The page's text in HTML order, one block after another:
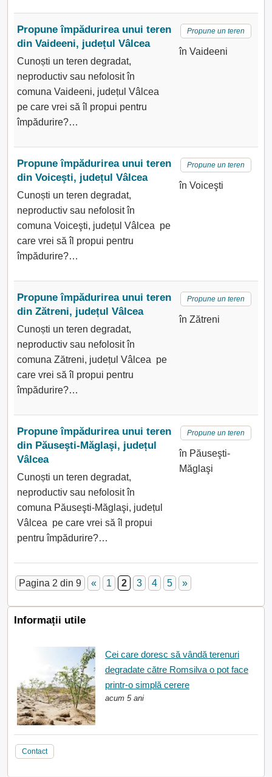
Propune împădurirea unui teren
din Vaideeni, județul Vâlcea
Cunoști un teren degradat,
neproductiv sau nefolosit în
comuna Vaideeni, județul Vâlcea
pe care vrei să îl propui pentru
împădurire?…
Propune un teren
în Vaideeni
Propune împădurirea unui teren
din Voiceşti, județul Vâlcea
Cunoști un teren degradat,
neproductiv sau nefolosit în
comuna Voiceşti, județul Vâlcea pe
care vrei să îl propui pentru
împădurire?…
Propune un teren
în Voiceşti
Propune împădurirea unui teren
din Zătreni, județul Vâlcea
Cunoști un teren degradat,
neproductiv sau nefolosit în
comuna Zătreni, județul Vâlcea pe
care vrei să îl propui pentru
împădurire?…
Propune un teren
în Zătreni
Propune împădurirea unui teren
din Păuseşti-Măglaşi, județul
Vâlcea
Cunoști un teren degradat,
neproductiv sau nefolosit în
comuna Păuseşti-Măglaşi, județul
Vâlcea pe care vrei să îl propui
pentru împădurire?…
Propune un teren
în Păuseşti-
Măglaşi
Pagina 2 din 9 « 1 2 3 4 5 »
Informații utile
Cei care doresc să vândă terenuri
degradate către Romsilva o pot face
printr-o simplă cerere
acum 5 ani
Contact